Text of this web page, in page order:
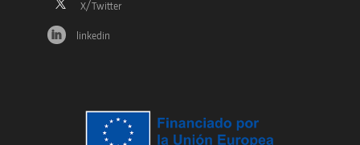
linkedin